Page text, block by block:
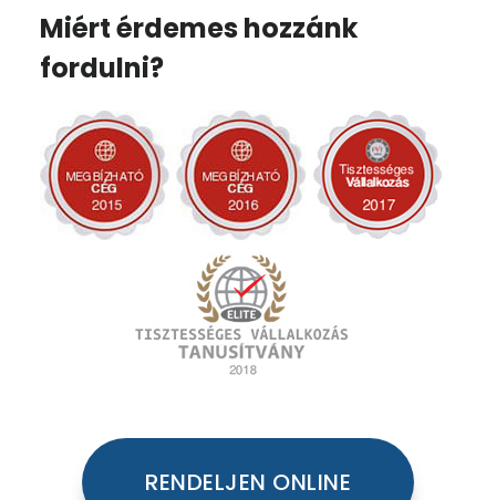
Miért érdemes hozzánk
fordulni?
RENDELJEN ONLINE